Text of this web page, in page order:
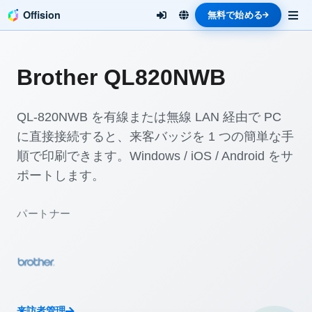
Offision 無料で始める
Brother QL820NWB
QL-820NWB を有線または無線 LAN 経由で PC
に直接接続すると、来客バッジを 1 つの簡単な手
順で印刷できます。Windows / iOS / Android をサ
ポートします。
パートナー